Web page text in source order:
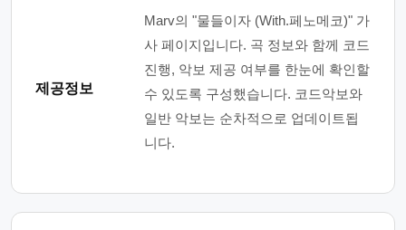
제공정보
Marv의 "물들이자 (With.페노메코)" 가
사 페이지입니다. 곡 정보와 함께 코드
진행, 악보 제공 여부를 한눈에 확인할
수 있도록 구성했습니다. 코드악보와
일반 악보는 순차적으로 업데이트됩
니다.